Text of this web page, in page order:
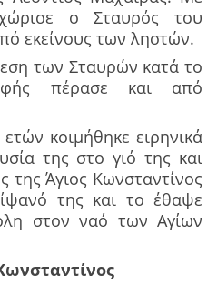
ο Σταυρός του
εκείνους των ληστών.
των Σταυρών κατά το
πέρασε και από
κοιμήθηκε ειρηνικά
της στο γιό της και
της Άγιος Κωνσταντίνος
ίψανό της και τοέθαψε
στον ναό των Αγίων